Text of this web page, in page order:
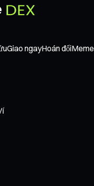
Giao ngayHoán đổiMeme